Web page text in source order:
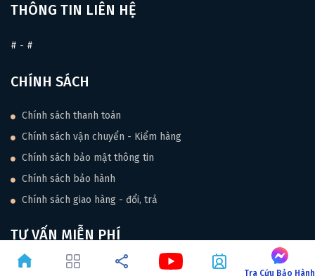
Tra Cứu Bảo Hành
THÔNG TIN LIÊN HỆ
# - #
CHÍNH SÁCH
Chính sách thanh toán
Chính sách vận chuyển - Kiểm hàng
Chính sách bảo mật thông tin
Chính sách bảo hành
Chính sách giao hàng - đổi, trả
TƯ VẤN MIỄN PHÍ